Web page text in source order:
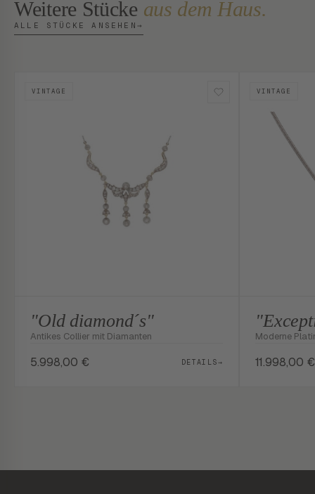
Weitere Stücke aus dem Haus.
ALLE STÜCKE ANSEHEN →
VINTAGE
"Old diamond´s"
Antikes Collier mit Diamanten
5.998,00 € DETAILS→
VINTAGE
Moderne
11.998,00 €